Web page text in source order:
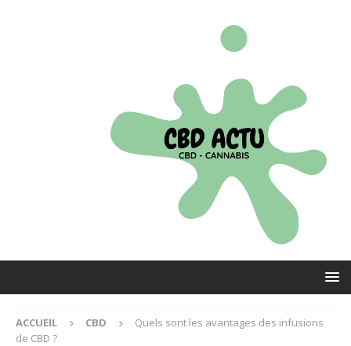
ACCUEIL CBD
Quels sont les avantages des infusions
de CBD ?